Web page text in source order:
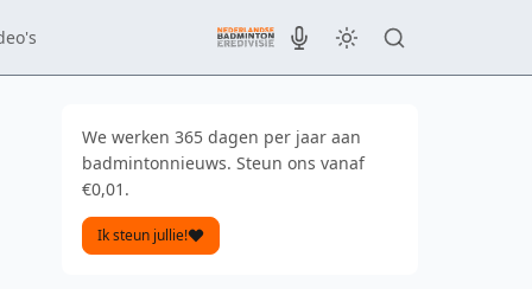
We werken 365 dagen per jaar aan
badmintonnieuws. Steun ons vanaf
€0,01.
Ik steun jullie!